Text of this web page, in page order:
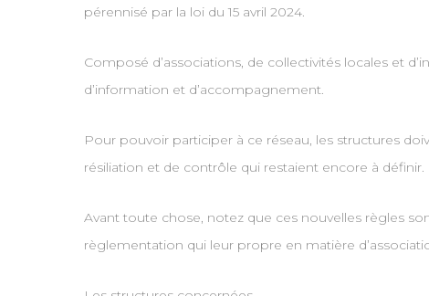
pérennisé par la loi du 15 avril 2024.
Composé d’associations, de collectivités locales et
d’information et d’accompagnement.
Pour pouvoir participer à ce réseau, les structures
résiliation et de contrôle qui restaient encore à définir.
Avant toute chose, notez que ces nouvelles règles
règlementation qui leur propre en matière